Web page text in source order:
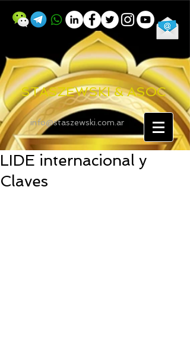
STASZEWSKI & ASOC
info@staszewski.com.ar
LIDE internacional y
Claves